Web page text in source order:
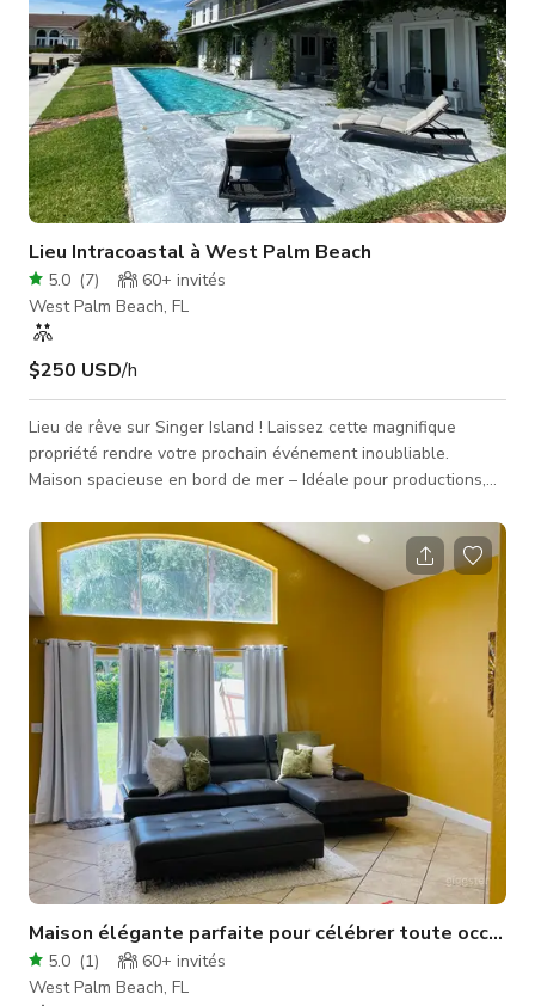
Lieu Intracoastal à West Palm Beach
5.0 (7) 60+ invités
West Palm Beach, FL
$250 USD/h
Lieu de rêve sur Singer Island ! Laissez cette magnifique
propriété rendre votre prochain événement inoubliable.
Maison spacieuse en bord de mer – Idéale pour productions,
spectaculaire maison canal en bord de mer offre le mélange
idéal d'élégance et de charme tropical. Des vues imprenables
sur l'eau offrent un cadre parfait pour toute occasion. De
grands espaces intérieurs et extérieurs permettent des
configuration
Maison élégante parfaite pour célébrer toute
5.0 (1) 60+ invités
West Palm Beach, FL